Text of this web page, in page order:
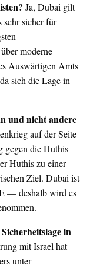
Ja, Dubai gilt
sehr sicher für
moderne
Auswärtigen Amts
sich die Lage in
und nicht andere
auf der Seite
gegen die Huthis
Huthis zu einer
Ziel. Dubai ist
— deshalb wird es
in
mit Israel hat
unter